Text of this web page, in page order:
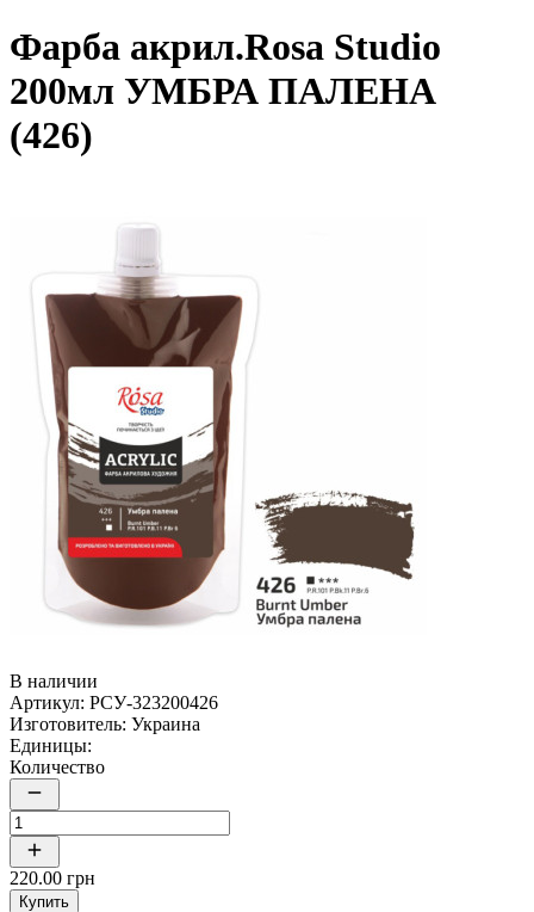
Фарба акрил.Rosa Studio
200мл УМБРА ПАЛЕНА
(426)
В наличии
Артикул: РСУ-323200426
Изготовитель: Украина
Единицы:
Количество
220.00 грн
Купить